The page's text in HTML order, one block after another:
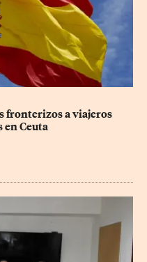
fronterizos a viajeros
en Ceuta